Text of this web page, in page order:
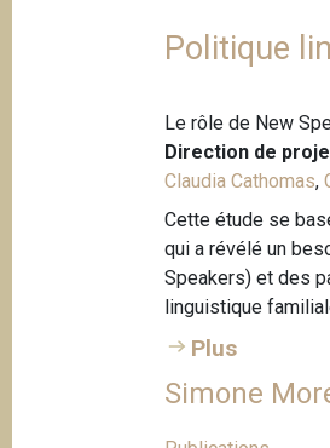
Politique
Le rôle de New
Direction de
Claudia Cathomas,
Cette étude se
qui a révélé un
Speakers) et des
linguistique
Plus
Simone